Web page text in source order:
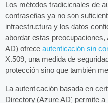
Los métodos tradicionales de
contraseñas ya no son
infraestructura y los datos
abordar estas
AD) ofreceautenticación sin
X.509, una medida de
protección sino que también
La autenticación basada en
Directory (Azure AD) permite